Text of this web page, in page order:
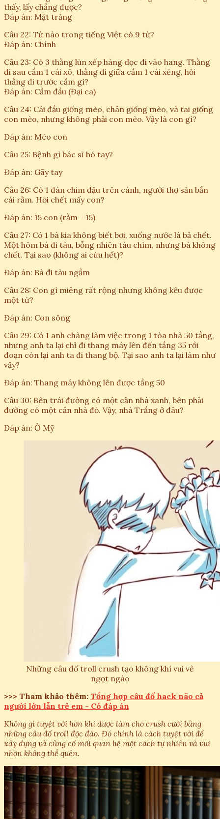
thấy, lấy chẳng được?
Đáp án: Mặt trăng
Câu 22: Từ nào trong tiếng Việt có 9 từ?
Đáp án: Chính
Câu 23: Có 3 thằng lùn xếp hàng dọc đi vào hang. Thằng
đi sau cầm 1 cái xô, thằng đi giữa cầm 1 cái xẻng, hỏi
thằng đi trước cầm gì?
Đáp án: Cầm đầu (Đại ca)
Câu 24: Cái đầu giống mèo, chân giống mèo, và tai giống
con mèo, nhưng không phải con mèo. Vậy là con gì?
Đáp án: Mèo con
Câu 25: Bệnh gì bác sĩ bó tay?
Đáp án: Gãy tay
Câu 26: Có 1 đàn chim đậu trên cành, người thợ săn bắn
cái rằm. Hỏi chết mấy con?
Đáp án: 15 con (rằm = 15)
Câu 27: Có 1 bà kia không biết bơi, xuống nước là bả chết.
Một hôm bà đi tàu, bỗng nhiên tàu chìm, nhưng bà không
chết. Tại sao (không ai cứu hết)?
Đáp án: Bà đi tàu ngầm
Câu 28: Con gì miệng rất rộng nhưng không kêu được
một từ?
Đáp án: Con sông
Câu 29: Có 1 anh chàng làm việc trong 1 tòa nhà 50 tầng,
nhưng anh ta lại chỉ đi thang máy lên đến tầng 35 rồi
đoạn còn lại anh ta đi thang bộ. Tại sao anh ta lại làm như
vậy?
Đáp án: Thang máy không lên được tầng 50
Câu 30: Bên trái đường có một căn nhà xanh, bên phải
đường có một căn nhà đỏ. Vậy, nhà Trắng ở đâu?
Đáp án: Ở Mỹ
Những câu đố troll crush tạo không khí vui vẻ
ngọt ngào
>>> Tham khảo thêm: Tổng hợp câu đố hack não cả
người lớn lẫn trẻ em - Có đáp án
Không gì tuyệt vời hơn khi được làm cho crush cười bằng
những câu đố troll độc đáo. Đó chính là cách tuyệt vời để
xây dựng và củng cố mối quan hệ một cách tự nhiên và vui
nhộn không thể quên.